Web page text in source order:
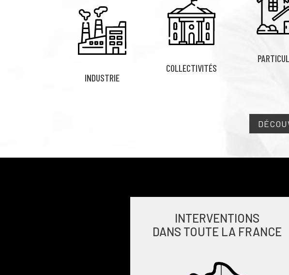
INDUSTRIE
COLLECTIVITÉS
INTERVENTIONS
DANS TOUTE LA FRANCE